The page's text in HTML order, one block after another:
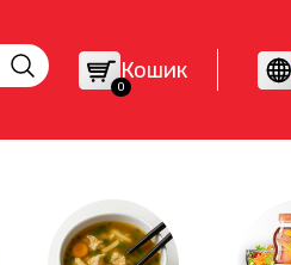
Кошик
0